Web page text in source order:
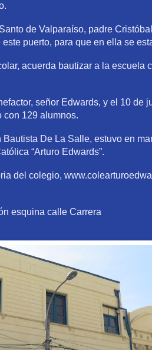
de Valparaíso, padre
puerto, para que en ella se
acuerda bautizar a la escuela
señor Edwards, y el 10 de
con 129 alumnos.
De La Salle, estuvo en
“Arturo Edwards”.
del colegio,
esquina calle Carrera